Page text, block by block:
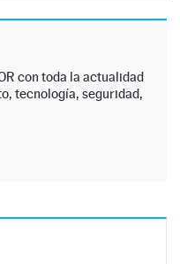
con toda la actualidad
tecnología, seguridad,